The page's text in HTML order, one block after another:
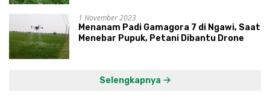
1 November 2023
Menanam Padi Gamagora 7 di Ngawi, Saat
Menebar Pupuk, Petani Dibantu Drone
Selengkapnya